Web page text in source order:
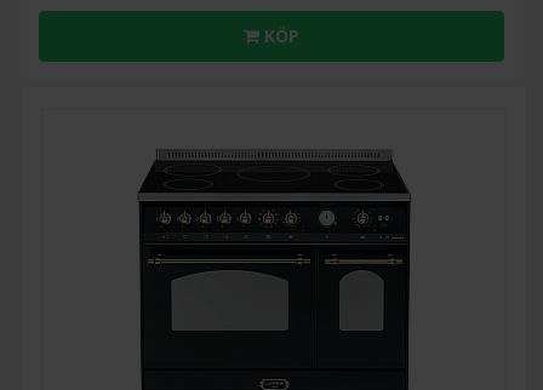
KÖP